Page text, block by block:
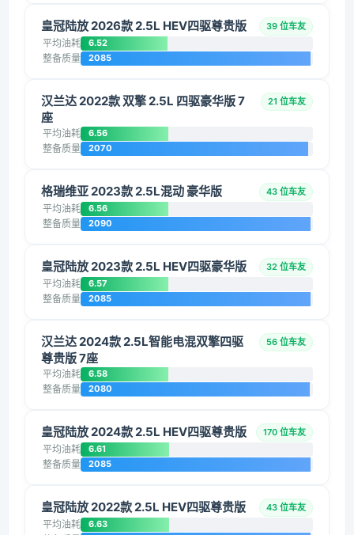
皇冠陆放 2026款 2.5L HEV四驱尊贵版 39 位车友
平均油耗 6.52
整备质量 2085
汉兰达 2022款 双擎 2.5L 四驱豪华版 7
座
21 位车友
平均油耗 6.56
整备质量 2070
格瑞维亚 2023款 2.5L混动 豪华版 43 位车友
平均油耗 6.56
整备质量 2090
皇冠陆放 2023款 2.5L HEV四驱豪华版 32 位车友
平均油耗 6.57
整备质量 2085
汉兰达 2024款 2.5L智能电混双擎四驱
尊贵版 7座
56 位车友
平均油耗 6.58
整备质量 2080
皇冠陆放 2024款 2.5L HEV四驱尊贵版 170 位车友
平均油耗 6.61
整备质量 2085
皇冠陆放 2022款 2.5L HEV四驱尊贵版 43 位车友
平均油耗 6.63